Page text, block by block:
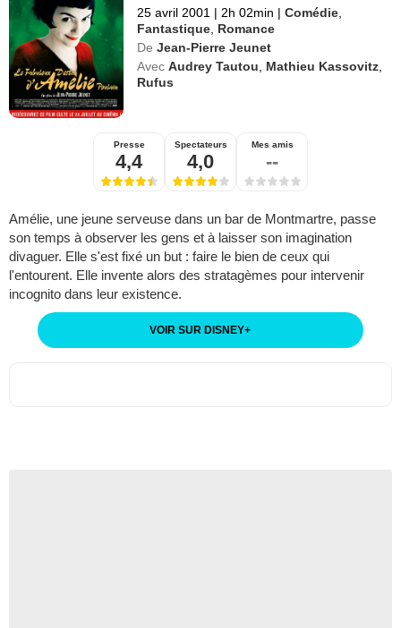
25 avril 2001 | 2h 02min | Comédie
Fantastique Romance
De Jean-Pierre Jeunet
Avec Audrey Tautou Mathieu Kassovitz
Rufus
Presse
4,4
Spectateurs
4,0
Mes amis
--
Amélie, une jeune serveuse dans un bar de Montmartre, passe
son temps à observer les gens et à laisser son imagination
divaguer. Elle s'est fixé un but : faire le bien de ceux qui
l'entourent. Elle invente alors des stratagèmes pour intervenir
incognito dans leur existence.
VOIR SUR DISNEY+